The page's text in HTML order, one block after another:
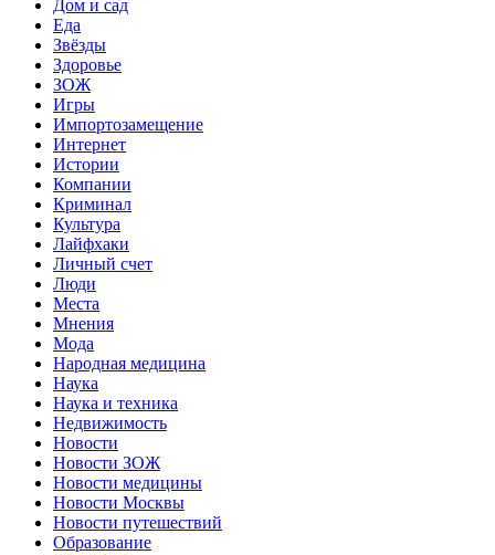
Дом и сад
Еда
Звёзды
Здоровье
ЗОЖ
Игры
Импортозамещение
Интернет
Истории
Компании
Криминал
Культура
Лайфхаки
Личный счет
Люди
Места
Мнения
Мода
Народная медицина
Наука
Наука и техника
Недвижимость
Новости
Новости ЗОЖ
Новости медицины
Новости Москвы
Новости путешествий
Образование